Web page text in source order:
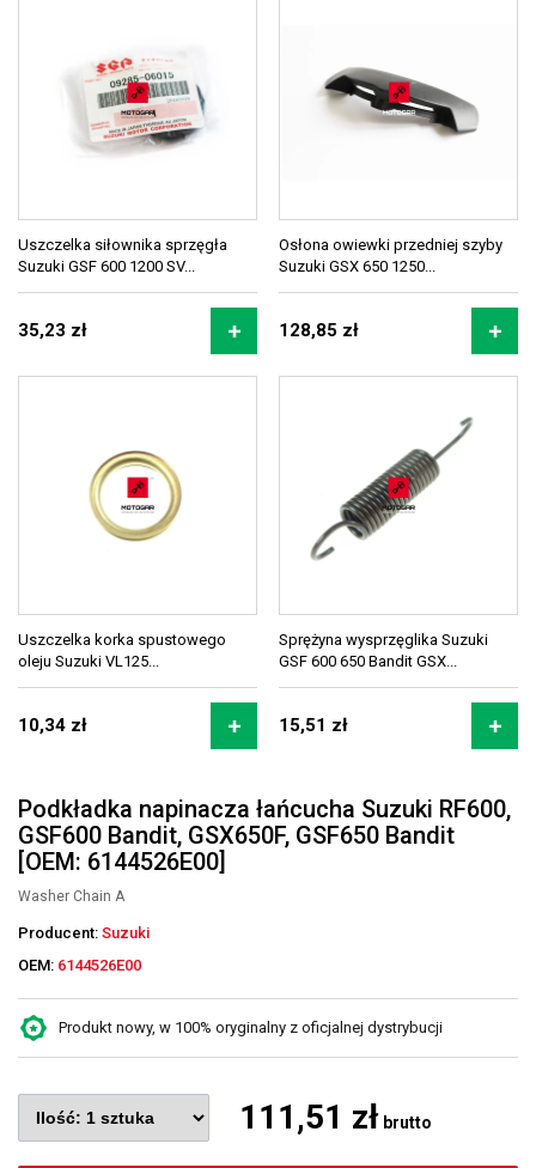
Uszczelka siłownika sprzęgła
Suzuki GSF 600 1200 SV...
35,23 zł
Osłona owiewki przedniej szyby
Suzuki GSX 650 1250...
128,85 zł
Uszczelka korka spustowego
oleju Suzuki VL125...
10,34 zł
Sprężyna wysprzęglika Suzuki
GSF 600 650 Bandit GSX...
15,51 zł
Podkładka napinacza łańcucha Suzuki RF600,
GSF600 Bandit, GSX650F, GSF650 Bandit
[OEM: 6144526E00]
Washer Chain A
Producent: Suzuki
OEM: 6144526E00
Produkt nowy, w 100% oryginalny z oficjalnej dystrybucji
111,51 zł brutto